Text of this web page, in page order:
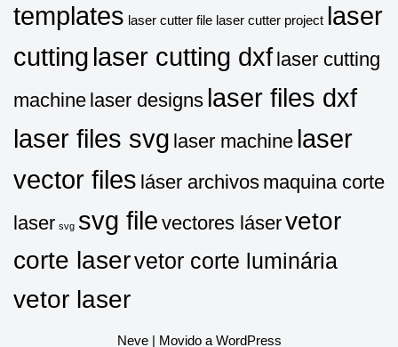
templates laser cutter file laser cutter project laser
cutting laser cutting dxf laser cutting
machine laser designs laser files dxf
laser files svg laser machine laser
vector files láser archivos maquina corte
laser svg svg file vectores láservetor
corte laservetor corte luminária
vetor laser
Neve| Movido a WordPress